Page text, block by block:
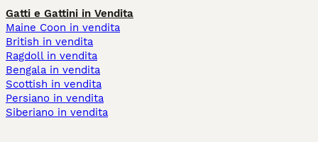
Gatti e Gattini in Vendita
Maine Coon in vendita
British in vendita
Ragdoll in vendita
Bengala in vendita
Scottish in vendita
Persiano in vendita
Siberiano in vendita